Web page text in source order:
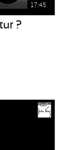
17:45
?